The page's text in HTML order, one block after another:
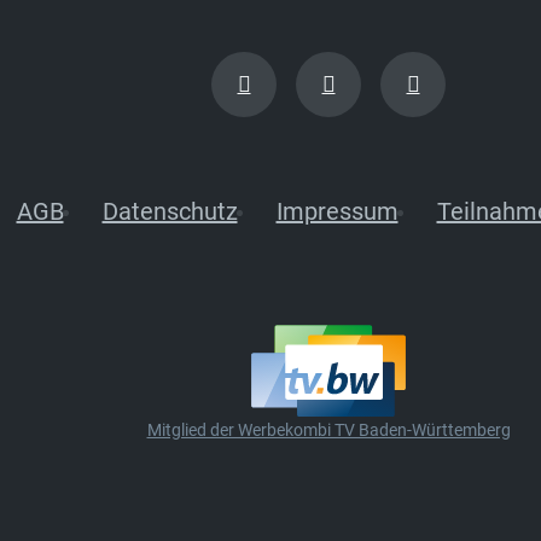
AGB Datenschutz Impressum
Mitglied der Werbekombi TV Baden-Württemberg